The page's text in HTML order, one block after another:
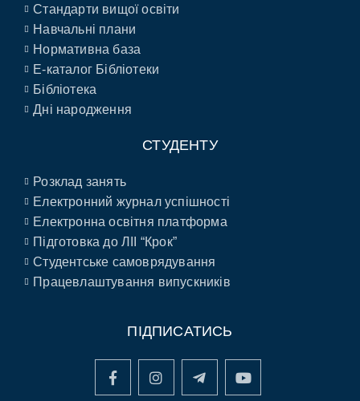
Стандарти вищої освіти
Навчальні плани
Нормативна база
E-каталог Бібліотеки
Бібліотека
Дні народження
СТУДЕНТУ
Розклад занять
Електронний журнал успішності
Електронна освітня платформа
Підготовка до ЛІІ “Крок”
Студентське самоврядування
Працевлаштування випускників
ПІДПИСАТИСЬ